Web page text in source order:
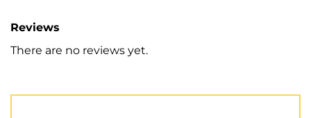
Reviews
There are no reviews yet.